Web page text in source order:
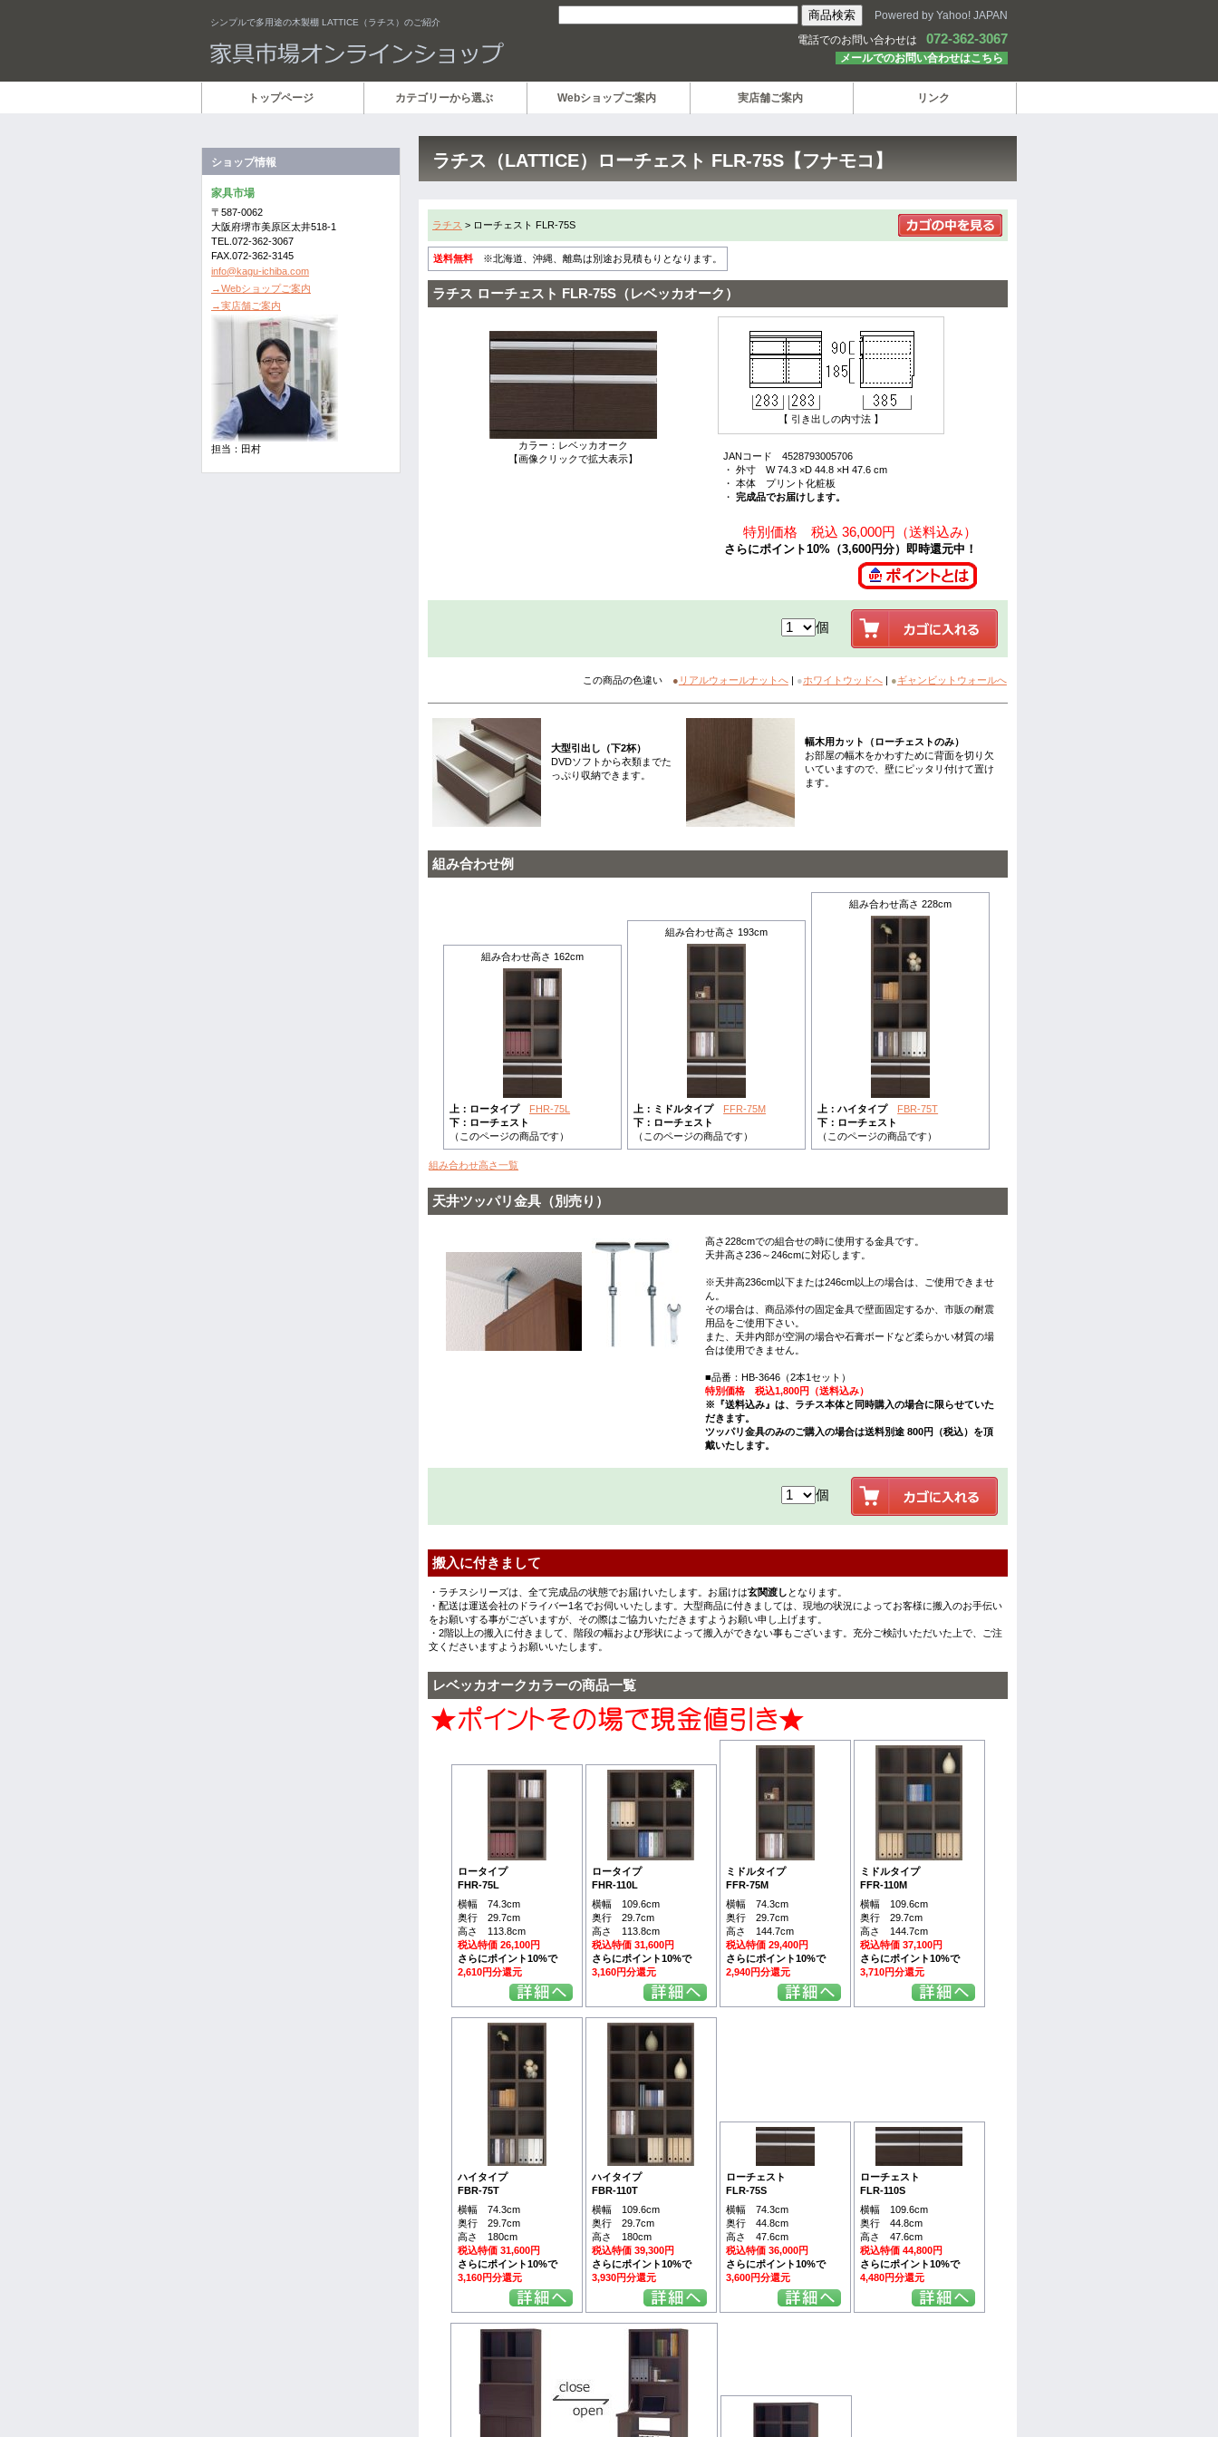
シンプルで多用途の木製棚 LATTICE（ラチス）のご紹介
電話でのお問い合わせは 072-362-3067
メールでのお問い合わせはこちら
Powered by Yahoo! JAPAN
ラチス（LATTICE）ローチェスト FLR-75S【フナモコ】
ラチス > ローチェスト FLR-75S
送料無料 ※北海道、沖縄、離島は別途お見積もりとなります。
ラチス ローチェスト FLR-75S（レベッカオーク）
カラー：レベッカオーク
【画像クリックで拡大表示】
【 引き出しの内寸法 】
JANコード 4528793005706
・ 外寸 W 74.3 ×D 44.8 ×H 47.6 cm
・ 本体 プリント化粧板
・完成品でお届けします。
特別価格 税込 36,000円（送料込み）
さらにポイント10%（3,600円分）即時還元中！
個
この商品の色違い ● リアルウォールナットへ| ●ホワイトウッドへ| ●ギャンビットウォールへ
大型引出し（下2杯）
DVDソフトから衣類までた
っぷり収納できます。
幅木用カット（ローチェストのみ）
お部屋の幅木をかわすために背面を切り欠
いていますので、壁にピッタリ付けて置け
ます。
組み合わせ例
組み合わせ高さ 162cm
上：ロータイプ
FHR-75L
下：ローチェスト
（このページの商品です）
組み合わせ高さ 193cm
上：ミドルタイプ
FFR-75M
下：ローチェスト
（このページの商品です）
組み合わせ高さ 228cm
上：ハイタイプ
FBR-75T
下：ローチェスト
（このページの商品です）
組み合わせ高さ一覧
天井ツッパリ金具（別売り）
高さ228cmでの組合せの時に使用する金具です。
天井高さ236～246cmに対応します。
※天井高236cm以下または246cm以上の場合は、ご使用できませ
ん。
その場合は、商品添付の固定金具で壁面固定するか、市販の耐震
用品をご使用下さい。
また、天井内部が空洞の場合や石膏ボードなど柔らかい材質の場
合は使用できません。
■品番：HB-3646（2本1セット）
特別価格 税込1,800円（送料込み）
※『送料込み』は、ラチス本体と同時購入の場合に限らせていた
だきます。
ツッパリ金具のみのご購入の場合は送料別途 800円（税込）を頂
戴いたします。
個
搬入に付きまして
・ラチスシリーズは、全て完成品の状態でお届けいたします。お届けは玄関渡し となります。
・配送は運送会社のドライバー1名でお伺いいたします。大型商品に付きましては、現地の状況によってお客様に搬入のお手伝い
をお願いする事がございますが、その際はご協力いただきますようお願い申し上げます。
・2階以上の搬入に付きまして、階段の幅および形状によって搬入ができない事もございます。充分ご検討いただいた上で、ご注
文くださいますようお願いいたします。
レベッカオークカラーの商品一覧
ロータイプ
FHR-75L
横幅 74.3cm
奥行 29.7cm
高さ 113.8cm
税込特価 26,100円
さらにポイント10%で
2,610円分還元
ロータイプ
FHR-110L
横幅 109.6cm
奥行 29.7cm
高さ 113.8cm
税込特価 31,600円
さらにポイント10%で
3,160円分還元
ミドルタイプ
FFR-75M
横幅 74.3cm
奥行 29.7cm
高さ 144.7cm
税込特価 29,400円
さらにポイント10%で
2,940円分還元
ミドルタイプ
FFR-110M
横幅 109.6cm
奥行 29.7cm
高さ 144.7cm
税込特価 37,100円
さらにポイント10%で
3,710円分還元
ハイタイプ
FBR-75T
横幅 74.3cm
奥行 29.7cm
高さ 180cm
税込特価 31,600円
さらにポイント10%で
3,160円分還元
ハイタイプ
FBR-110T
横幅 109.6cm
奥行 29.7cm
高さ 180cm
税込特価 39,300円
さらにポイント10%で
3,930円分還元
ローチェスト
FLR-75S
横幅 74.3cm
奥行 44.8cm
高さ 47.6cm
税込特価 36,000円
さらにポイント10%で
3,600円分還元
ローチェスト
FLR-110S
横幅 109.6cm
奥行 44.8cm
高さ 47.6cm
税込特価 44,800円
さらにポイント10%で
4,480円分還元
トップページ カテゴリーから選ぶ Webショップご案内 実店舗ご案内 リンク
ショップ情報
家具市場
〒587-0062
大阪府堺市美原区太井518-1
TEL.072-362-3067
FAX.072-362-3145
info@kagu-ichiba.com
→Webショップご案内
→実店舗ご案内
担当：田村